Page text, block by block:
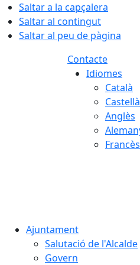
Saltar a la capçalera
Saltar al contingut
Saltar al peu de pàgina
Contacte
Idiomes
Català
Castellà
Anglès
Francès
Ajuntament
Salutació de l'Alcalde
Govern